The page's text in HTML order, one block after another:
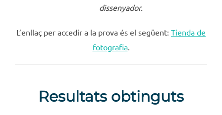
dissenyador.
L’enllaç per accedir a la prova és el següent: Tienda de
fotografia.
Resultats obtinguts